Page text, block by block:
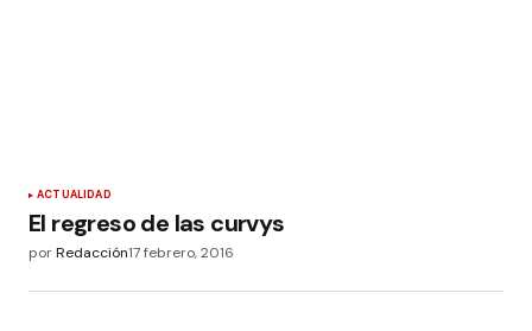
ACTUALIDAD
El regreso de las curvys
porRedacción17 febrero, 2016